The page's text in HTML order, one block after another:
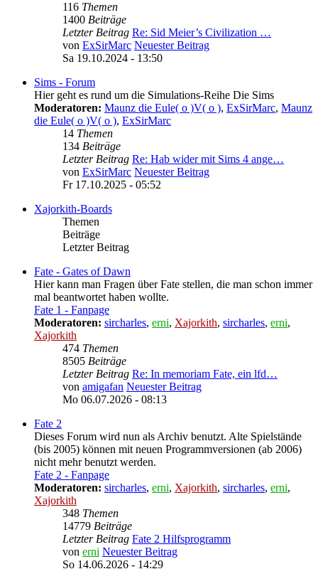
116 Themen
1400 Beiträge
Letzter Beitrag Re: Sid Meier’s Civilization …
von ExSirMarc Neuester Beitrag
Sa 19.10.2024 - 13:50
Sims - Forum
Hier geht es rund um die Simulations-Reihe Die Sims
Moderatoren: Maunz die Eule( o )V( o ), ExSirMarc, Maunz
die Eule( o )V( o ), ExSirMarc
14 Themen
134 Beiträge
Letzter Beitrag Re: Hab wider mit Sims 4 ange…
von ExSirMarc Neuester Beitrag
Fr 17.10.2025 - 05:52
Xajorkith-Boards
Themen
Beiträge
Letzter Beitrag
Fate - Gates of Dawn
Hier kann man Fragen über Fate stellen, die man schon immer
mal beantwortet haben wollte.
Fate 1 - Fanpage
Moderatoren: sircharles, erni, Xajorkith, sircharles, erni,
Xajorkith
474 Themen
8505 Beiträge
Letzter Beitrag Re: In memoriam Fate, ein lfd…
von amigafan Neuester Beitrag
Mo 06.07.2026 - 08:13
Fate 2
Dieses Forum wird nun als Archiv benutzt. Alte Spielstände
(bis 2005) können mit neuen Programmversionen (ab 2006)
nicht mehr benutzt werden.
Fate 2 - Fanpage
Moderatoren: sircharles, erni, Xajorkith, sircharles, erni,
Xajorkith
348 Themen
14779 Beiträge
Letzter Beitrag Fate 2 Hilfsprogramm
von erni Neuester Beitrag
So 14.06.2026 - 14:29